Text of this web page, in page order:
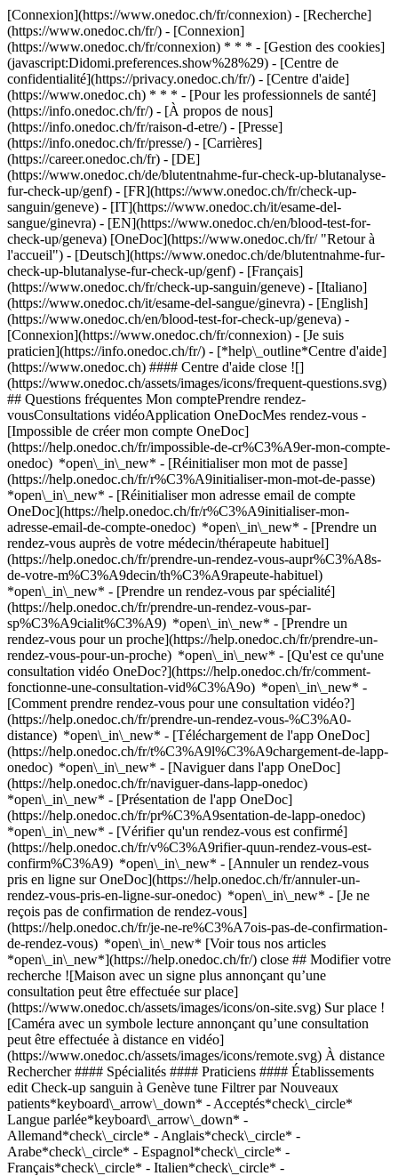
[Connexion](https://www.onedoc.ch/fr/connexion) - [Recherche]
(https://www.onedoc.ch/fr/) - [Connexion]
(https://www.onedoc.ch/fr/connexion) * * * - [Gestion des cookies]
(javascript:Didomi.preferences.show%28%29) - [Centre de
confidentialité](https://privacy.onedoc.ch/fr/) - [Centre d'aide]
(https://www.onedoc.ch) * * * - [Pour les professionnels de santé]
(https://info.onedoc.ch/fr/) - [À propos de nous]
(https://info.onedoc.ch/fr/raison-d-etre/) - [Presse]
(https://info.onedoc.ch/fr/presse/) - [Carrières]
(https://career.onedoc.ch/fr) - [DE]
(https://www.onedoc.ch/de/blutentnahme-fur-check-up-blutanalyse-
fur-check-up/genf) - [FR](https://www.onedoc.ch/fr/check-up-
sanguin/geneve) - [IT](https://www.onedoc.ch/it/esame-del-
sangue/ginevra) - [EN](https://www.onedoc.ch/en/blood-test-for-
check-up/geneva) [OneDoc](https://www.onedoc.ch/fr/ "Retour à
l'accueil") - [Deutsch](https://www.onedoc.ch/de/blutentnahme-fur-
check-up-blutanalyse-fur-check-up/genf) - [Français]
(https://www.onedoc.ch/fr/check-up-sanguin/geneve) - [Italiano]
(https://www.onedoc.ch/it/esame-del-sangue/ginevra) - [English]
(https://www.onedoc.ch/en/blood-test-for-check-up/geneva) -
[Connexion](https://www.onedoc.ch/fr/connexion) - [Je suis
praticien](https://info.onedoc.ch/fr/) - [*help\_outline*Centre d'aide]
(https://www.onedoc.ch) #### Centre d'aide close ![]
(https://www.onedoc.ch/assets/images/icons/frequent-questions.svg)
## Questions fréquentes Mon comptePrendre rendez-
vousConsultations vidéoApplication OneDocMes rendez-vous -
[Impossible de créer mon compte OneDoc]
(https://help.onedoc.ch/fr/impossible-de-cr%C3%A9er-mon-compte-
onedoc) *open\_in\_new* - [Réinitialiser mon mot de passe]
(https://help.onedoc.ch/fr/r%C3%A9initialiser-mon-mot-de-passe)
*open\_in\_new* - [Réinitialiser mon adresse email de compte
OneDoc](https://help.onedoc.ch/fr/r%C3%A9initialiser-mon-
adresse-email-de-compte-onedoc) *open\_in\_new* - [Prendre un
rendez-vous auprès de votre médecin/thérapeute habituel]
(https://help.onedoc.ch/fr/prendre-un-rendez-vous-aupr%C3%A8s-
de-votre-m%C3%A9decin/th%C3%A9rapeute-habituel)
*open\_in\_new* - [Prendre un rendez-vous par spécialité]
(https://help.onedoc.ch/fr/prendre-un-rendez-vous-par-
sp%C3%A9cialit%C3%A9) *open\_in\_new* - [Prendre un
rendez-vous pour un proche](https://help.onedoc.ch/fr/prendre-un-
rendez-vous-pour-un-proche) *open\_in\_new* - [Qu'est ce qu'une
consultation vidéo OneDoc?](https://help.onedoc.ch/fr/comment-
fonctionne-une-consultation-vid%C3%A9o) *open\_in\_new* -
[Comment prendre rendez-vous pour une consultation vidéo?]
(https://help.onedoc.ch/fr/prendre-un-rendez-vous-%C3%A0-
distance) *open\_in\_new* - [Téléchargement de l'app OneDoc]
(https://help.onedoc.ch/fr/t%C3%A9l%C3%A9chargement-de-lapp-
onedoc) *open\_in\_new* - [Naviguer dans l'app OneDoc]
(https://help.onedoc.ch/fr/naviguer-dans-lapp-onedoc)
*open\_in\_new* - [Présentation de l'app OneDoc]
(https://help.onedoc.ch/fr/pr%C3%A9sentation-de-lapp-onedoc)
*open\_in\_new* - [Vérifier qu'un rendez-vous est confirmé](https://help.onedoc.ch/fr/v%C3%A9rifier-quun-rendez-vous-est-confirm%C3%A9) *open\_in\_new* - [Annuler un rendez-vous pris en ligne sur OneDoc](https://help.onedoc.ch/fr/annuler-un-rendez-vous-pris-en-ligne-sur-onedoc) *open\_in\_new* - [Je ne reçois pas de confirmation de rendez-vous](https://help.onedoc.ch/fr/je-ne-re%C3%A7ois-pas-de-confirmation-de-rendez-vous) *open\_in\_new* [Voir tous nos articles *open\_in\_new*](https://help.onedoc.ch/fr/) close ## Modifier votre recherche ![Maison avec un signe plus annonçant qu’une consultation peut être effectuée sur place](https://www.onedoc.ch/assets/images/icons/on-site.svg) Sur place ![Caméra avec un symbole lecture annonçant qu’une consultation peut être effectuée à distance en vidéo](https://www.onedoc.ch/assets/images/icons/remote.svg) À distance Rechercher #### Spécialités #### Praticiens #### Établissements edit Check-up sanguin à Genève tune Filtrer par Nouveaux patients*keyboard\_arrow\_down* - Acceptés*check\_circle* Langue parlée*keyboard\_arrow\_down* - Allemand*check\_circle* - Anglais*check\_circle* - Arabe*check\_circle* - Espagnol*check\_circle* - Français*check\_circle* - Italien*check\_circle* - Polonais*check\_circle* - Roumain*check\_circle* - Russe*check\_circle* - Suédois*check\_circle* - Tchèque*check\_circle* Sexe*keyboard\_arrow\_down* - Femme*check\_circle* - Homme*check\_circle* Réseau*keyboard\_arrow\_down* - Medbase*check\_circle* - Réseau Delta*check\_circle* Disponibilité*keyboard\_arrow\_down* - Disponible aujourdhui*check\_circle* - Dans les 3 prochains jours*check\_circle* - Dans les 7 prochains jours*check\_circle* - Dans les 14 prochains jours*check\_circle* # __Check-up sanguin__ à __Genève__: prenez rendez-vous en ligne aujourd'hui ## 17 résultats à Genève [![Dr. Nathalie Farpour-Lambert, pédiatre à Genève](https://assets.onedoc.ch/images/users/ea165fdbbe8459d5ebd3188efa5a8d206f2a54aabf160962643615590e44c58f-small.jpg "Dr. Nathalie Farpour-Lambert, pédiatre à Genève")](https://www.onedoc.ch/fr/pediatre/geneve/pcvqr/dr-nathalie-farpour-lambert) ### [Dr. Nathalie Farpour-Lambert](https://www.onedoc.ch/fr/pediatre/geneve/pcvqr/dr-nathalie-farpour-lambert) ![Badge indiquant un profil vérifié](https://www.onedoc.ch/assets/images/icons/checkmark.svg) [Pédiatre](https://www.onedoc.ch/fr/pediatre/geneve) [Centre Médical Archimed Nations](https://www.onedoc.ch/fr/centre-medical/geneve/e70q/centre-medical-archimed-nations) La Voie-Creuse 16 1202 Genève ![Icône patient avec un signe plus annonçant que le professionnel accepte de nouveaux patients](https://www.onedoc.ch/assets/images/icons/new-patients.svg)Accepte les nouveaux patients [Réserver un RDV](https://www.onedoc.ch/fr/pediatre/geneve/pcvqr/dr-nathalie-farpour-lambert) Expertises: Check-up sanguin, [Récupération physiothérapeutique du sportif](https://www.onedoc.ch/fr/recuperation-physiotherapeutique-du-sportif/geneve), [Chaussures orthopédiques](https://www.onedoc.ch/fr/chaussures-orthopediques/geneve), [Déchirure musculaire et ligamentaire](https://www.onedoc.ch/fr/dechirure-musculaire-et-ligamentaire/geneve), [Entorse](https://www.onedoc.ch/fr/entorse/geneve), [Tendinite](https://www.onedoc.ch/fr/tendinite/geneve), [Obésité](https://www.onedoc.ch/fr/obesite/geneve), [Troubles du comportement alimentaire](https://www.onedoc.ch/fr/troubles-du-comportement-alimentaire/geneve)Voir plus *chevron\_left* lun. 03 août *chevron\_right* Voir plus de rendez-vous *error\_outline* Une erreur s'est produite lors du chargement des disponibilités [Réessayer](https://www.onedoc.ch) Expertises: Check-up sanguin, [Récupération physiothérapeutique du sportif](https://www.onedoc.ch/fr/recuperation-physiotherapeutique-du-sportif/geneve), [Chaussures orthopédiques](https://www.onedoc.ch/fr/chaussures-orthopediques/geneve), [Déchirure musculaire et ligamentaire](https://www.onedoc.ch/fr/dechirure-musculaire-et-ligamentaire/geneve), [Entorse](https://www.onedoc.ch/fr/entorse/geneve), [Tendinite](https://www.onedoc.ch/fr/tendinite/geneve), [Obésité](https://www.onedoc.ch/fr/obesite/geneve), [Troubles du comportement alimentaire](https://www.onedoc.ch/fr/troubles-du-comportement-alimentaire/geneve)Voir plus [![Dr. Anu Mehra, spécialiste en médecine interne générale à Genève](https://assets.onedoc.ch/images/users/a8c6364cf6037cee700e91bb3885f0b411d6ad1a6e8d6dc81245ea4a90bf1c6f-small.png "Dr. Anu Mehra, spécialiste en médecine interne générale à Genève")](https://www.onedoc.ch/fr/specialiste-en-medecine-interne-generale/geneve/pc4gf/dr-anu-mehra) ### [Dr. Anu Mehra](https://www.onedoc.ch/fr/specialiste-en-medecine-interne-generale/geneve/pc4gf/dr-anu-mehra) ![Badge indiquant un profil vérifié](https://www.onedoc.ch/assets/images/icons/checkmark.svg) [Spécialiste en médecine interne générale](https://www.onedoc.ch/fr/specialiste-en-medecine-interne-generale/geneve) [Qorpus - Service médecine adulte](https://www.onedoc.ch/fr/cabinet-medical/geneve/ebcb3/qorpus-service-medecine-adulte) Avenue de la Gare des Eaux-Vives 28 1208 Genève ![Icône patient avec un signe plus annonçant que le professionnel accepte de nouveaux patients](https://www.onedoc.ch/assets/images/icons/new-patients.svg)Accepte les nouveaux patients [Réserver un RDV](https://www.onedoc.ch/fr/specialiste-en-medecine-interne-generale/geneve/pc4gf/dr-anu-mehra) Expertises: Check-up sanguin, [Check-up | bilan de santé](https://www.onedoc.ch/fr/check-up-bilan-de-sante/geneve), [Prise de sang | Prélèvement sanguin](https://www.onedoc.ch/fr/prise-de-sang-prelevement-sanguin/geneve)Voir plus *chevron\_left* lun. 03 août *chevron\_right* Voir plus de rendez-vous *error\_outline* Une erreur s'est produite lors du chargement des disponibilités [Réessayer](https://www.onedoc.ch) Expertises: Check-up sanguin, [Check-up | bilan de santé](https://www.onedoc.ch/fr/check-up-bilan-de-sante/geneve), [Prise de sang | Prélèvement sanguin](https://www.onedoc.ch/fr/prise-de-sang-prelevement-sanguin/geneve)Voir plus [![Dr. Matthew Strebel, médecin généraliste à Genève](https://assets.onedoc.ch/images/users/5e0a2c2305bcbdb9600d1fba3d83f53a4df0c0ff09a0449c332ef32ca030d1d9-small.png "Dr. Matthew Strebel, médecin généraliste à Genève")](https://www.onedoc.ch/fr/medecin-generaliste/geneve/pc4us/dr-matthew-strebel) ### [Dr. Matthew Strebel](https://www.onedoc.ch/fr/medecin-generaliste/geneve/pc4us/dr-matthew-strebel) ![Badge indiquant un profil vérifié](https://www.onedoc.ch/assets/images/icons/checkmark.svg) [Médecin généraliste](https://www.onedoc.ch/fr/medecin-generaliste/geneve) [Maison Médicale Balexert](https://www.onedoc.ch/fr/centre-medical/geneve/ec0u/maison-medicale-balexert) Avenue Louis-Casaï 27 1209 Genève ![Icône patient avec un signe plus annonçant que le professionnel accepte de nouveaux patients](https://www.onedoc.ch/assets/images/icons/new-patients.svg)Accepte les nouveaux patients [Réserver un RDV](https://www.onedoc.ch/fr/medecin-generaliste/geneve/pc4us/dr-matthew-strebel) Expertises: Check-up sanguin, [Check-up | bilan de santé](https://www.onedoc.ch/fr/check-up-bilan-de-sante/geneve)Voir plus *chevron\_left* lun. 03 août *chevron\_right* Voir plus de rendez-vous *error\_outline* Une erreur s'est produite lors du chargement des disponibilités [Réessayer](https://www.onedoc.ch) Expertises: Check-up sanguin, [Check-up | bilan de santé](https://www.onedoc.ch/fr/check-up-bilan-de-sante/geneve)Voir plus [![Libelula - Soins Infirmiers & Holistiques à domicile, cabinet médical à Genève](https://assets.onedoc.ch/images/entities/486c2477906fbcaa6f57e57ff5a198508e93ec09cf35a2595c3ec7a04688df33-small.jpg "Libelula - Soins Infirmiers & Holistiques à domicile, cabinet médical à Genève")](https://www.onedoc.ch/fr/cabinet-medical/geneve/ebcro/libelula-soins-infirmiers-holistiques-a-domicile) ### [Libelula - Soins Infirmiers & Holistiques à domicile](https://www.onedoc.ch/fr/cabinet-medical/geneve/ebcro/libelula-soins-infirmiers-holistiques-a-domicile) ![Badge indiquant un profil vérifié](https://www.onedoc.ch/assets/images/icons/checkmark.svg) Cabinet médical Rue des Eaux-Vives 15 1207 Genève ![Icône patient avec un signe plus annonçant que le professionnel accepte de nouveaux patients](https://www.onedoc.ch/assets/images/icons/new-patients.svg)Accepte les nouveaux patients [Réserver un RDV](https://www.onedoc.ch/fr/cabinet-medical/geneve/ebcro/libelula-soins-infirmiers-holistiques-a-domicile) *chevron\_left* lun. 03 août *chevron\_right* Voir plus de rendez-vous *error\_outline* Une erreur s'est produite lors du chargement des disponibilités [Réessayer](https://www.onedoc.ch) [![Laboratoire Cornavin, laboratoire d'analyse à Genève](https://assets.onedoc.ch/images/entities/abe945a11418caf1e398a6903612be76aa8882d8f59fff8b5a1e5f0f7b02aa45-small.png "Laboratoire Cornavin, laboratoire d'analyse à Genève")](https://www.onedoc.ch/fr/laboratoire-d-analyse/geneve/e68i/laboratoire-cornavin) ### [Laboratoire Cornavin](https://www.onedoc.ch/fr/laboratoire-d-analyse/geneve/e68i/laboratoire-cornavin) ![Badge indiquant un profil vérifié](https://www.onedoc.ch/assets/images/icons/checkmark.svg) Laboratoire d'analyse Rue de Lausanne 36 1201 Genève ![Icône patient avec un signe plus annonçant que le professionnel accepte de nouveaux patients](https://www.onedoc.ch/assets/images/icons/new-patients.svg)Accepte les nouveaux patients [Réserver un RDV](https://www.onedoc.ch/fr/laboratoire-d-analyse/geneve/e68i/laboratoire-cornavin) [![Laboratoire Champel, laboratoire d'analyse à Genève](https://assets.onedoc.ch/images/entities/bbd60fb345ce581f87f505633ae740b2a10814ecb2bf895d38e1a96b24dbd5bf-small.png "Laboratoire Champel, laboratoire d'analyse à Genève")](https://www.onedoc.ch/fr/laboratoire-d-analyse/geneve/e97r/laboratoire-champel) ### [Laboratoire Champel](https://www.onedoc.ch/fr/laboratoire-d-analyse/geneve/e97r/laboratoi